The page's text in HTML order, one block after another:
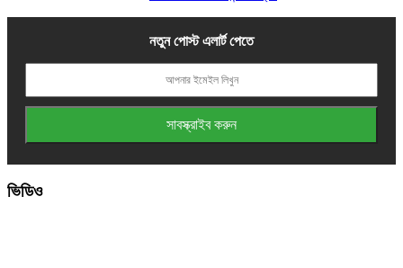
নতুন পোস্ট এলার্ট পেতে
ভিডিও